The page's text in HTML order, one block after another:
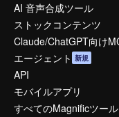
AI 音声合成ツール
ストックコンテンツ
Claude/ChatGPT向け
エージェント 新規
API
モバイルアプリ
すべてのMagnificツール